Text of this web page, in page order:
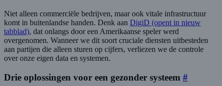
Niet alleen commerciële bedrijven, maar ook vitale infrastructuur
komt in buitenlandse handen. Denk aan DigiD (opent in nieuw
tabblad), dat onlangs door een Amerikaanse speler werd
overgenomen. Wanneer we dit soort cruciale diensten uitbesteden
aan partijen die alleen sturen op cijfers, verliezen we de controle
over onze eigen data en systemen.
Drie oplossingen voor een gezonder systeem #